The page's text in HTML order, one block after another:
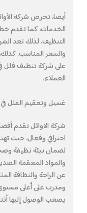
أيضا، تحرص شركة
الخدمات، كما تقدم
التنظيف، لذلك تعد
والسعر المناسب.
على شركة تنظيف فلل
العملاء.
غسيل وتعقيم الفلل في
شركة الاوائل تقدم
احترافي وفعال، حيث
لضمان بيئة نظيفة
والمواد المعقمة
عن الراحة والنظافة
ومدرب على أعلى
يصعب الوصول إليها